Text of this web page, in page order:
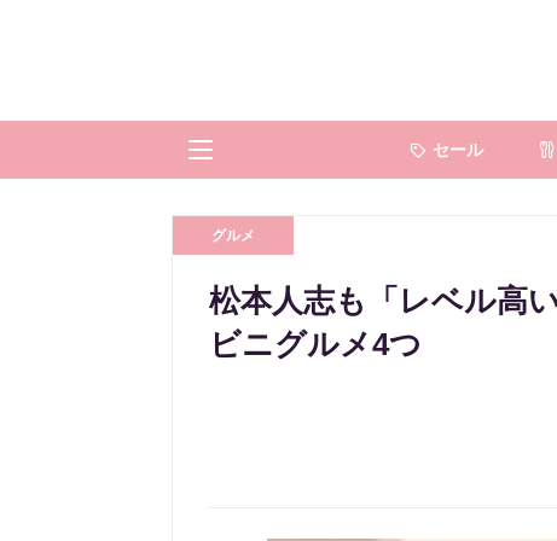
セール
グルメ
松本人志も「レベル高
ビニグルメ4つ